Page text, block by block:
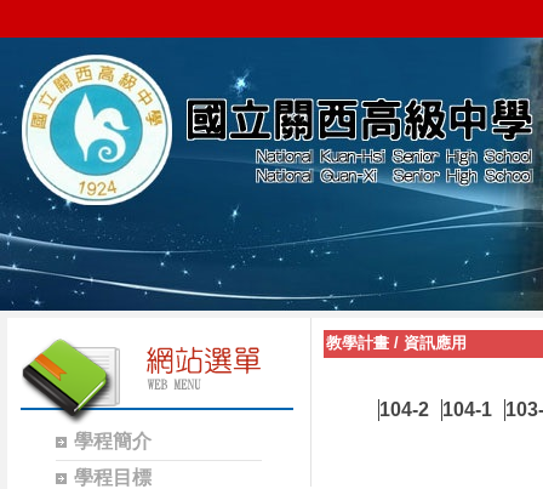
學程簡介
學程目標
教學計畫 / 資訊應用
104-2 104-1